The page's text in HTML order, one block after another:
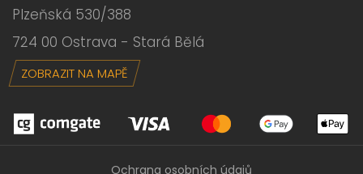
Plzeňská 530/388
724 00 Ostrava - Stará Bělá
ZOBRAZIT NA MAPĚ
Ochrana osobních údajů